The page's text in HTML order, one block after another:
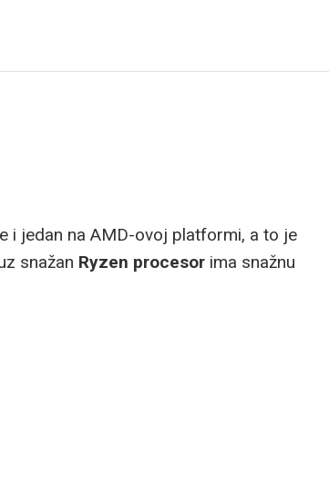
i jedan na AMD-ovoj platformi, a to je
snažan Ryzen procesor ima snažnu